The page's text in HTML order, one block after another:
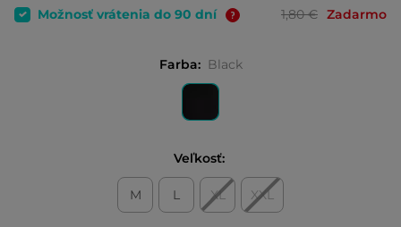
Možnosť vrátenia do 90 dní 1,80 € Zadarmo
Farba: Black
Veľkosť:
M L XL XXL